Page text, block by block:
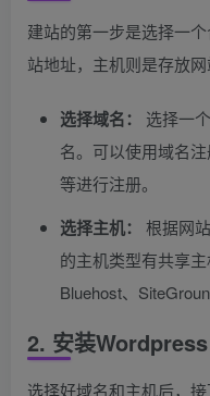
建站的第一步是选择一
站地址，主机则是存放网
选择域名：
选择一
名。可以使用域名
等进行注册。
选择主机：
根据网
的主机类型有共享
Bluehost、
2. 安装Wordpress
选择好域名和主机后，